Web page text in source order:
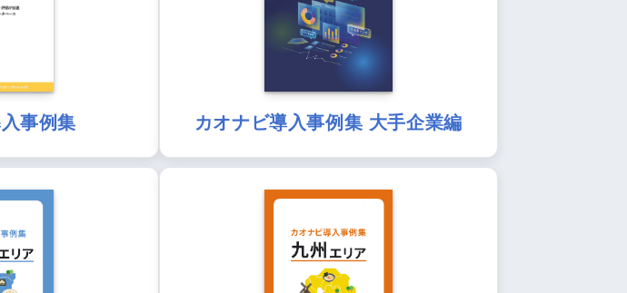
事例集 カオナビ導入事例集 大手企業編